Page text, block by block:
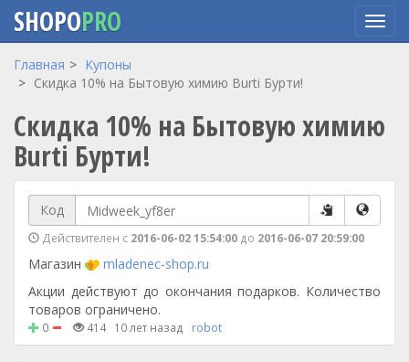
Перейти
содержанию
SHOPOPRO
Главная
Купоны
Скидка 10% на Бытовую химию Burti Бурти!
Скидка 10% на Бытовую химию
Burti Бурти!
Код
Действителен с 2016-06-02 15:54:00 до 2016-06-07 20:59:00
Магазин
mladenec-shop.ru
Акции действуют до окончания подарков. Количество
товаров ограничено.
0 414 10 лет назад robot